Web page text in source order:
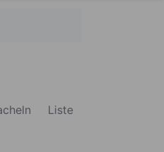
Liste